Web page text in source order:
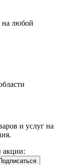
на любой
и услуг на
акции: